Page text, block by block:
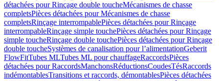
détachées pour Rinçage double toucheMécanismes de chasse
completsPièces détachées pour Mécanismes de chasse
completsRinçage interrompablePièces détachées pour Rinçage
interrompableRinçage simple touchePièces détachées pour Rinçage
simple toucheRinçage double touchePièces détachées pour Rinçage
double toucheSystèmes de canalisation pour l’alimentationGeberit
FlowFitTubes MLTubes ML pour chauffageRaccordsPièces
détachées pour RaccordsManchonsRéductionsCoudesTésRaccords
indémontablesTransitions et raccords, démontablesPièces détachées